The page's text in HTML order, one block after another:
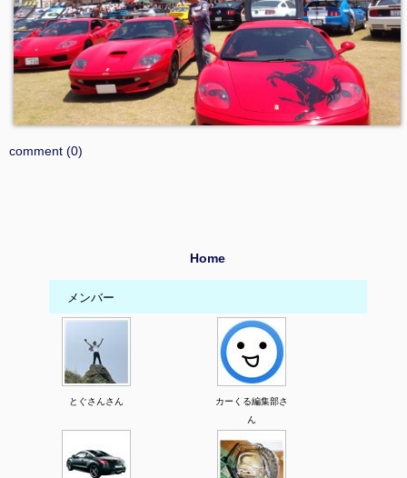
comment (0)
Home
メンバー
とぐさんさん
カーくる編集部さ
ん